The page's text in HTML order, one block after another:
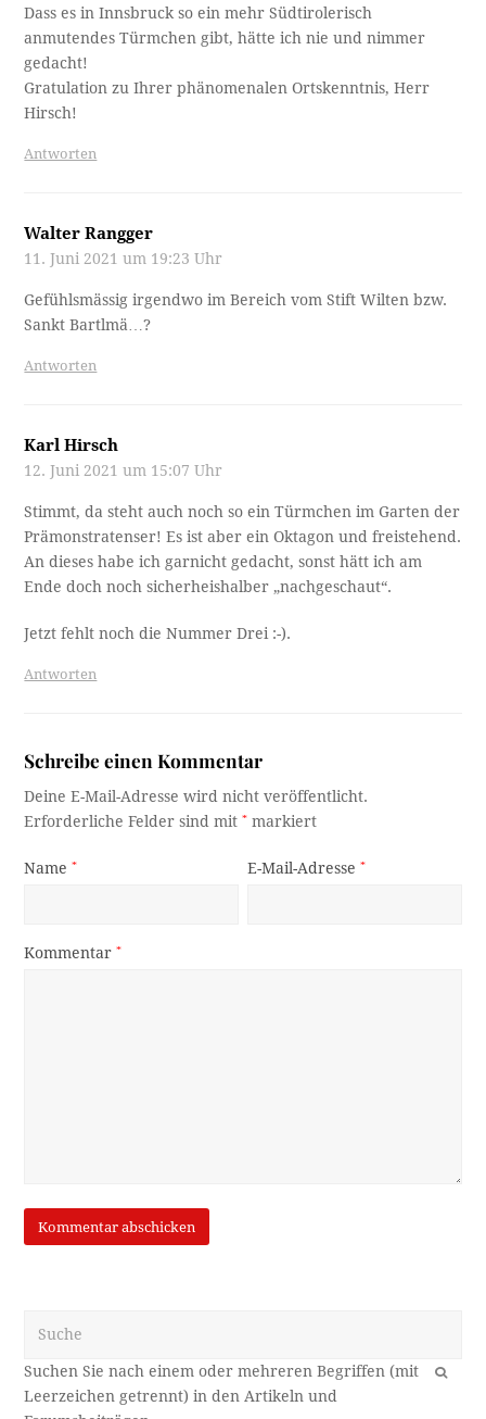
Dass es in Innsbruck so ein mehr Südtirolerisch
anmutendes Türmchen gibt, hätte ich nie und nimmer
gedacht!
Gratulation zu Ihrer phänomenalen Ortskenntnis, Herr
Hirsch!
Antworten
Walter Rangger
11. Juni 2021 um 19:23 Uhr
Gefühlsmässig irgendwo im Bereich vom Stift Wilten bzw.
Sankt Bartlmä…?
Antworten
Karl Hirsch
12. Juni 2021 um 15:07 Uhr
Stimmt, da steht auch noch so ein Türmchen im Garten der
Prämonstratenser! Es ist aber ein Oktagon und freistehend.
An dieses habe ich garnicht gedacht, sonst hätt ich am
Ende doch noch sicherheishalber „nachgeschaut“.
Jetzt fehlt noch die Nummer Drei :-).
Antworten
Schreibe einen Kommentar
Deine E-Mail-Adresse wird nicht veröffentlicht.
Erforderliche Felder sind mit* markiert
Name* E-Mail-Adresse*
Kommentar*
OK